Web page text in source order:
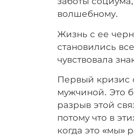
волшебному.
Жизнь с ее
становились
чувствовала
Первый кризис
мужчиной. Это
разрыв этой
потому что в
когда это «мы»